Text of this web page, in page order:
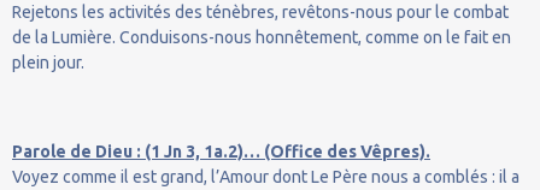
Rejetons les activités des ténèbres, revêtons-nous pour le combat
de la Lumière. Conduisons-nous honnêtement, comme on le fait en
plein jour.
Parole de Dieu : (1 Jn 3, 1a.2)… (Office des Vêpres).
Voyez comme il est grand, l’Amour dont Le Père nous a comblés : il a